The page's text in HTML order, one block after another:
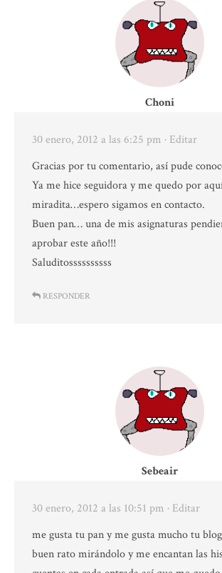
Choni
30 enero, 2012 a las 6:25 pm · Editar
Gracias por tu comentario, así pude
Ya me hice seguidora y me quedo por
miradita…espero sigamos en contacto.
Buen pan… una de mis asignaturas
aprobar este año!!!
Saluditossssssssss
RESPONDER
Sebeair
30 enero, 2012 a las 10:51 pm · Editar
me gusta tu pan y me gusta mucho tu
buen rato mirándolo y me encantan las